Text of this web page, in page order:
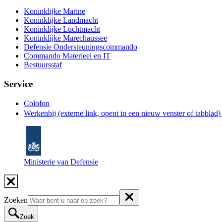
Koninklijke Marine
Koninklijke Landmacht
Koninklijke Luchtmacht
Koninklijke Marechaussee
Defensie Ondersteuningscommando
Commando Materieel en IT
Bestuursstaf
Service
Colofon
Werkenbij (externe link, opent in een nieuw venster of tabblad)
Ministerie van Defensie
Zoeken
Zoek